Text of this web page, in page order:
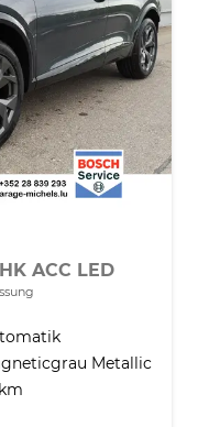
ACC LED
Metallic